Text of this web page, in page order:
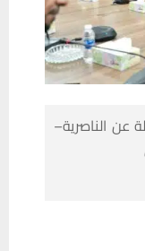
عن الناصرية–